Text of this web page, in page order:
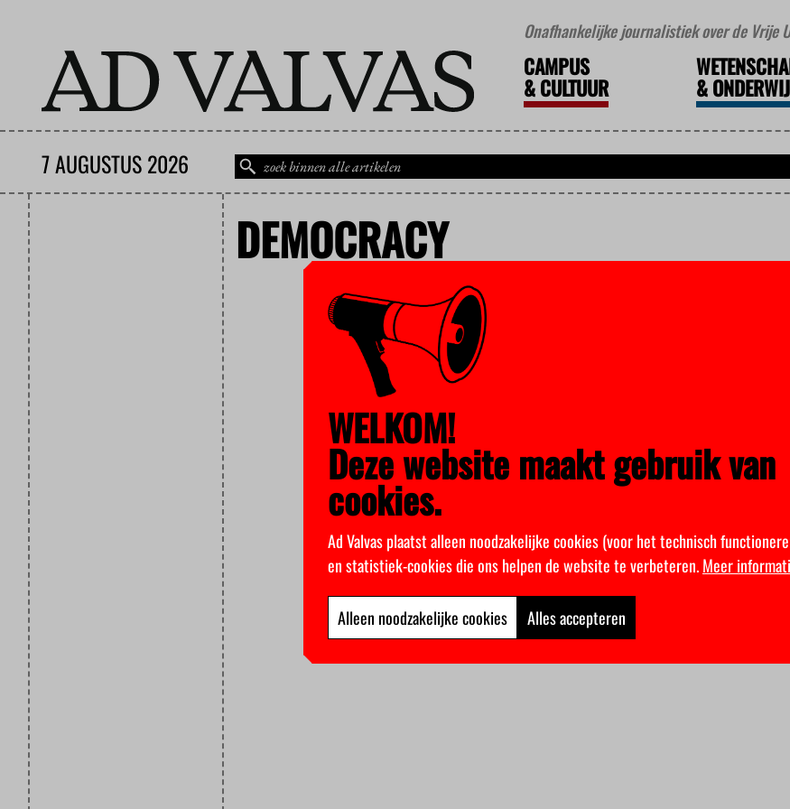
Onafhankelijke journalistiek over de Vrije
CAMPUS
&CULTUUR &
7 AUGUSTUS 2026
DEMOCRACY
WELKOM!
Deze website maakt gebruik van
cookies.
Ad Valvas plaatst alleen noodzakelijke cookies (voor het technisch
en statistiek-cookies die ons helpen de website te verbeteren.Meer
Alleen noodzakelijke cookies Alles accepteren